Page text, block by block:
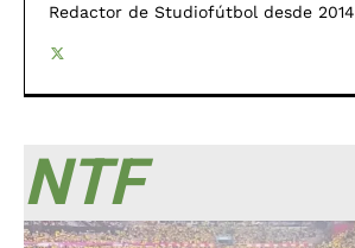
Redactor de Studiofútbol desde 2014
NTF